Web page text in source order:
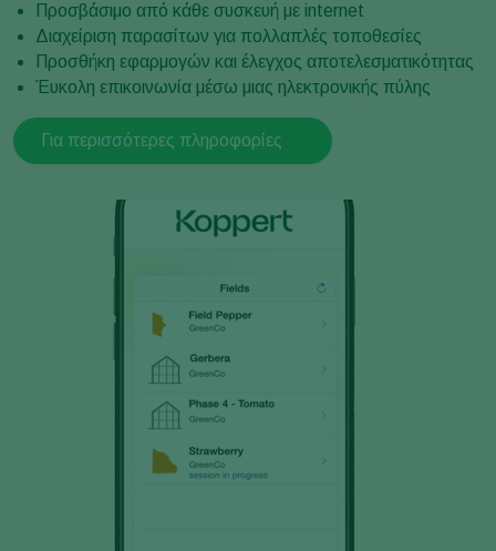
Προσβάσιμο από κάθε συσκευή με internet
Διαχείριση παρασίτων για πολλαπλές τοποθεσίες
Προσθήκη εφαρμογών και έλεγχος αποτελεσματικότητας
Έυκολη επικοινωνία μέσω μιας ηλεκτρονικής πύλης
Για περισσότερες πληροφορίες